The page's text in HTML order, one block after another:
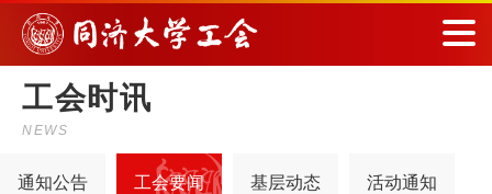
工会时讯
NEWS
通知公告 工会要闻 基层动态 活动通知